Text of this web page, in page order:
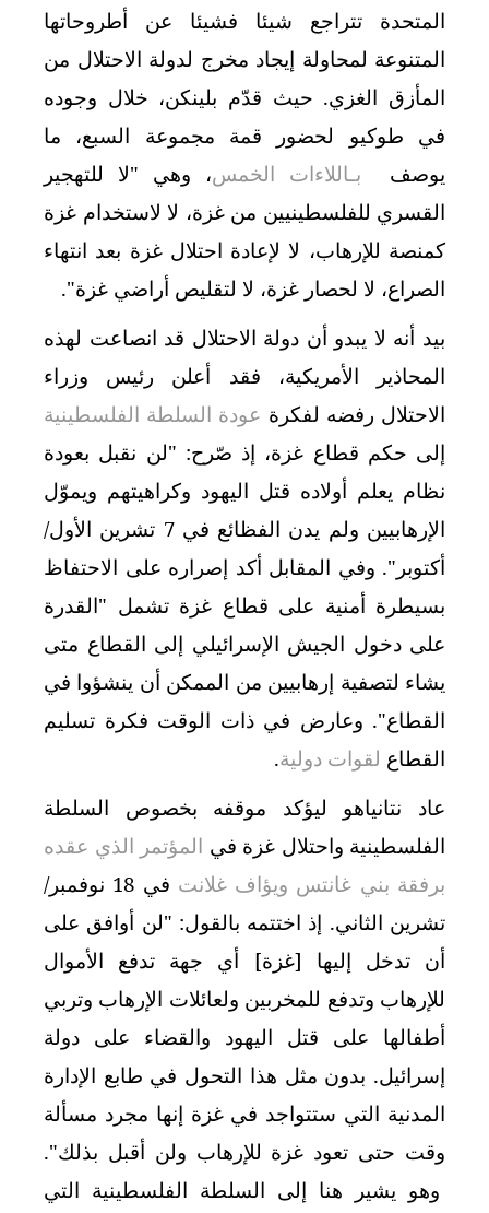
المتحدة تتراجع شيئا فشيئا عن أطروحاتها
المتنوعة لمحاولة إيجاد مخرج لدولة الاحتلال من
المأزق الغزي. حيث قدّم بلينكن، خلال وجوده
في طوكيو لحضور قمة مجموعة السبع، ما
يوصف بـاللاءات الخمس، وهي "لا للتهجير
القسري للفلسطينيين من غزة، لا لاستخدام غزة
كمنصة للإرهاب، لا لإعادة احتلال غزة بعد انتهاء
الصراع، لا لحصار غزة، لا لتقليص أراضي غزة".
بيد أنه لا يبدو أن دولة الاحتلال قد انصاعت لهذه
المحاذير الأمريكية، فقد أعلن رئيس وزراء
الاحتلال رفضه لفكرة عودة السلطة الفلسطينية
إلى حكم قطاع غزة، إذ صّرح: "لن نقبل بعودة
نظام يعلم أولاده قتل اليهود وكراهيتهم ويموّل
الإرهابيين ولم يدن الفظائع في 7 تشرين الأول/
أكتوبر". وفي المقابل أكد إصراره على الاحتفاظ
بسيطرة أمنية على قطاع غزة تشمل "القدرة
على دخول الجيش الإسرائيلي إلى القطاع متى
يشاء لتصفية إرهابيين من الممكن أن ينشؤوا في
القطاع". وعارض في ذات الوقت فكرة تسليم
القطاع لقوات دولية.
عاد نتانياهو ليؤكد موقفه بخصوص السلطة
الفلسطينية واحتلال غزة في المؤتمر الذي عقده
برفقة بني غانتس ويؤاف غلانت
في 18 نوفمبر/
تشرين الثاني. إذ اختتمه بالقول: "لن أوافق على
أن تدخل إليها [غزة] أي جهة تدفع الأموال
للإرهاب وتدفع للمخربين ولعائلات الإرهاب وتربي
أطفالها على قتل اليهود والقضاء على دولة
إسرائيل. بدون مثل هذا التحول في طابع الإدارة
المدنية التي ستتواجد في غزة إنها مجرد مسألة
وقت حتى تعود غزة للإرهاب ولن أقبل بذلك".
وهو يشير هنا إلى السلطة الفلسطينية التي